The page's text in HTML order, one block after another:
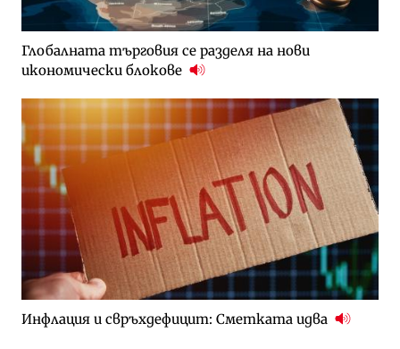
Глобалната търговия се разделя на нови
икономически блокове
Инфлация и свръхдефицит: Сметката идва